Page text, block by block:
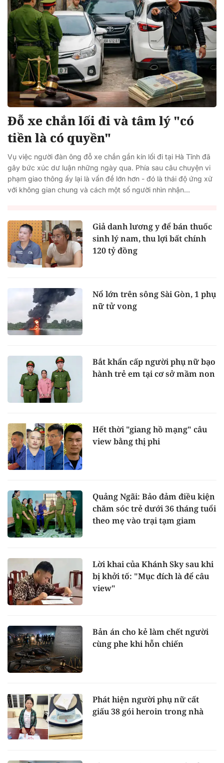
Đỗ xe chắn lối đi và tâm lý "có
tiền là có quyền"
Vụ việc người đàn ông đỗ xe chắn gần kín lối đi tại Hà Tĩnh đã
gây bức xúc dư luận những ngày qua. Phía sau câu chuyện vi
phạm giao thông ấy lại là vấn đề lớn hơn - đó là thái độ ứng xử
với không gian chung và cách một số người nhìn nhận...
Giả danh lương y để bán thuốc
sinh lý nam, thu lợi bất chính
120 tỷ đồng
Nổ lớn trên sông Sài Gòn, 1 phụ
nữ tử vong
Bắt khẩn cấp người phụ nữ bạo
hành trẻ em tại cơ sở mầm non
Hết thời "giang hồ mạng" câu
view bằng thị phi
Quảng Ngãi: Bảo đảm điều kiện
chăm sóc trẻ dưới 36 tháng tuổi
theo mẹ vào trại tạm giam
Lời khai của Khánh Sky sau khi
bị khởi tố: "Mục đích là để câu
view"
Bản án cho kẻ làm chết người
cùng phe khi hỗn chiến
Phát hiện người phụ nữ cất
giấu 38 gói heroin trong nhà